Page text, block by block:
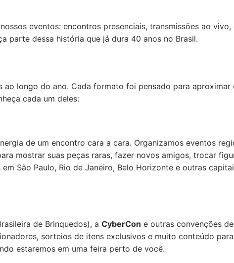
eventos: encontros presenciais, transmissões ao
parte dessa história que já dura 40 anos no Brasil.
longo do ano. Cada formato foi pensado para
cada um deles:
de um encontro cara a cara. Organizamos eventos
mostrar suas peças raras, fazer novos amigos, trocar
São Paulo, Rio de Janeiro, Belo Horizonte e outras
de Brinquedos), a CyberCon e outras convenções
sorteios de itens exclusivos e muito conteúdo
estaremos em uma feira perto de você.